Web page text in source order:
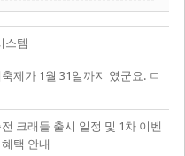
스템
제가 1월 31일까지 였군요. ㄷ
크래들 출시 일정 및 1차 이벤
택 안내